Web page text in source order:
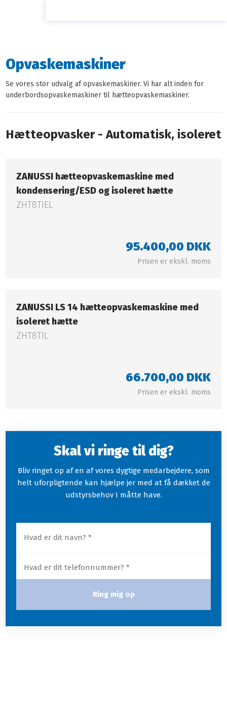
Opvaskemaskiner​
Se vores stor udvalg af opvaskemaskiner. Vi har alt inden for
underbordsopvaskemaskiner til hætteopvaskemaskiner.​
Hætteopvasker - Automatisk, isoleret
ZANUSSI hætteopvaskemaskine med
kondensering/ESD og isoleret hætte
ZHT8TIEL​
95.400,00 DKK​
Prisen er ekskl. moms​
ZANUSSI LS 14 hætteopvaskemaskine med
isoleret hætte
ZHT8TIL​
66.700,00 DKK
Prisen er ekskl. moms​
Skal vi ringe til dig?
Bliv ringet op af en af vores dygtige medarbejdere, som
helt uforpligtende kan hjælpe jer med at få dækket de
udstyrsbehov I måtte have.